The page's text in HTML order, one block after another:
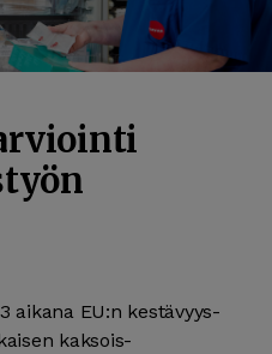
aikana EU:n kestävyys­­
kaksois­